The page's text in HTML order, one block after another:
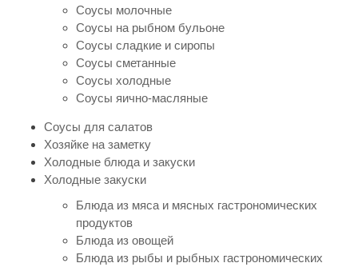
Соусы молочные
Соусы на рыбном бульоне
Соусы сладкие и сиропы
Соусы сметанные
Соусы холодные
Соусы яично-масляные
Соусы для салатов
Хозяйке на заметку
Холодные блюда и закуски
Холодные закуски
Блюда из мяса и мясных гастрономических
продуктов
Блюда из овощей
Блюда из рыбы и рыбных гастрономических